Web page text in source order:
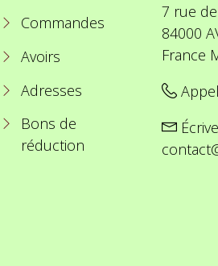
Commandes
Avoirs
Adresses
Bons de
réduction
7 rue
84000
France